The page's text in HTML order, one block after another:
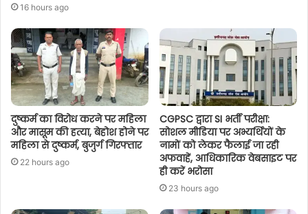
16 hours ago
दुष्कर्म का विरोध करने पर महिला
और मासूम की हत्या, बेहोश होने पर
महिला से दुष्कर्म, बुजुर्ग गिरफ्तार
22 hours ago
CGPSC द्वारा SI भर्ती परीक्षा:
सोशल मीडिया पर अभ्यर्थियों के
नामों को लेकर फैलाई जा रही
अफवाहें, आधिकारिक वेबसाइट पर
ही करें भरोसा
23 hours ago